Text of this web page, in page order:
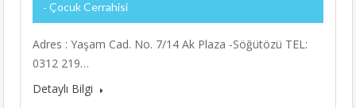
Çocuk Cerrahisi
Adres : Yaşam Cad. No. 7/14 Ak Plaza -Söğütözü TEL:
0312 219…
Detaylı Bilgi